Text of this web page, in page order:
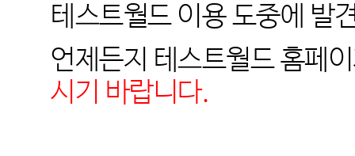
테스트월드 이용 도중에 발
언제든지 테스트월드 홈페
시기 바랍니다.